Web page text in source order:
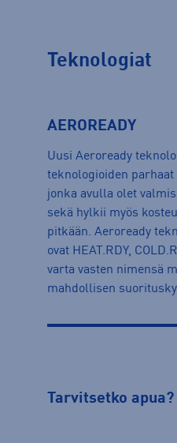
Teknologiat
AEROREADY
Uusi Aeroready
teknologioiden
jonka avulla olet
sekä hylkii myös
pitkään. Aeroready
ovat HEAT.RDY,
varta vasten nimensä
mahdollisen
Tarvitsetko apua?